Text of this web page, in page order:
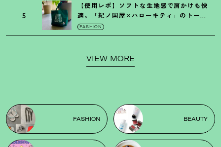
5
【使用レポ】ソフトな生地感で肩かけも快
適。「紀ノ国屋×ハローキティ」のトート
がガシガシ使えて最高です
FASHION
VIEW MORE
FASHION BEAUTY